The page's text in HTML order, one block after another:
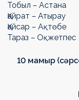
Тобыл – Астана
Қайрат – Атырау
Қайсар – Ақтөбе
Тараз – Оқжетпес
10 мамыр